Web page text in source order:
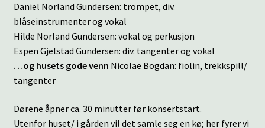
Daniel Norland Gundersen: trompet, div.
blåseinstrumenter og vokal
Hilde Norland Gundersen: vokal og perkusjon
Espen Gjelstad Gundersen: div. tangenter og vokal
…og husets gode venn Nicolae Bogdan: fiolin, trekkspill/
tangenter
Dørene åpner ca. 30 minutter før konsertstart.
Utenfor huset/ i gården vil det samle seg en kø; her fyrer vi